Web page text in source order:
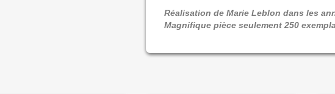
Réalisation de Marie Leblon dans les
Magnifique pièce seulement 250